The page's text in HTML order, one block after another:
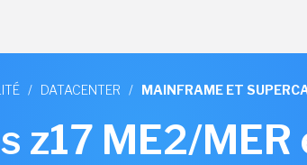
/ DATACENTER / MAINFRAME ET
z17 ME2/